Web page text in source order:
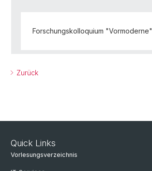
Forschungskolloquium "Vormoderne"
Zurück
Quick Links
Vorlesungsverzeichnis